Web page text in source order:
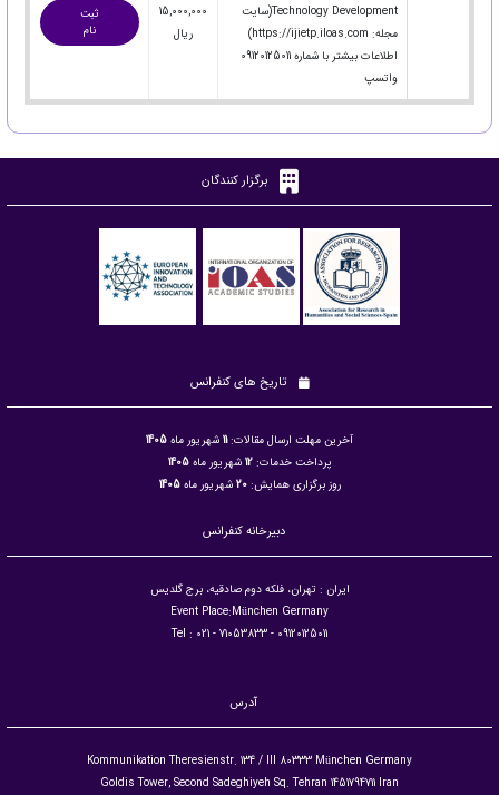
Technology Development(سایت
مجله: https://ijietp.iloas.com)
اطلاعات بیشتر با شماره 09120125011
واتسپ
15,000,000
ریال
ثبت
نام
برگزار کنندگان
تاریخ های کنفرانس
آخرین مهلت ارسال مقالات:11 شهریور ماه 1405
پرداخت خدمات:12 شهریور ماه1405
روز برگزاری همایش:20 شهریور ماه1405
دبیرخانه کنفرانس
ایران : تهران، فلکه دوم صادقیه، برج گلدیس
Event Place:München Germany
09120125011 - Tel : 021 - 71053833
آدرس
Kommunikation Theresienstr. 134 / III 80333 München Germany
Goldis Tower, Second Sadeghiyeh Sq. Tehran 1451794711 Iran